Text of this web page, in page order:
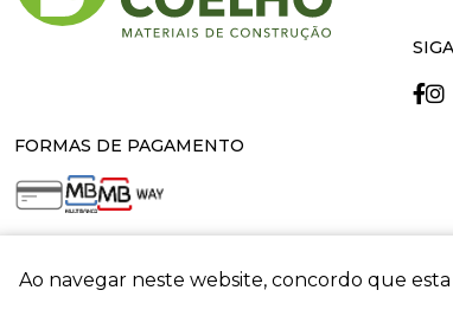
Ao navegar neste website, concordo que
FORMAS DE PAGAMENTO